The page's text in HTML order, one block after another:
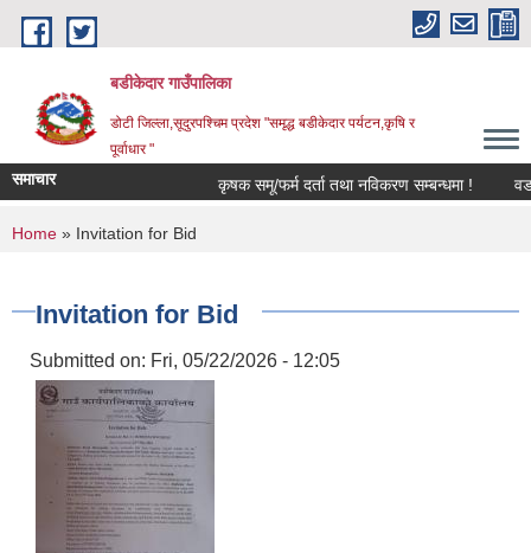
Skip to main content
बडीकेदार गाउँपालिका
डोटी जिल्ला,सूदुरपश्चिम प्रदेश "समृद्ध बडीकेदार पर्यटन,कृषि र
पूर्वाधार "
समाचार कृषक समू/फर्म दर्ता तथा नविकरण सम्बन्धमा !
You are here
Home » Invitation for Bid
Invitation for Bid
Submitted on: Fri, 05/22/2026 - 12:05